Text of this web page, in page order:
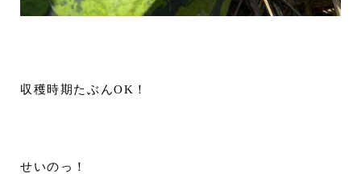
収穫時期たぶんOK！
せいのっ！